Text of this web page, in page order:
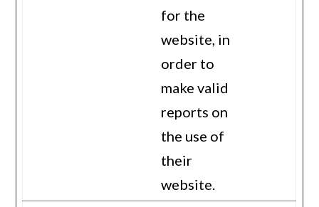
for the
website, in
order to
make valid
reports on
the use of
their
website.